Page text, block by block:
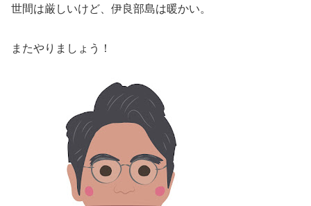
世間は厳しいけど、伊良部島は暖かい。
またやりましょう！